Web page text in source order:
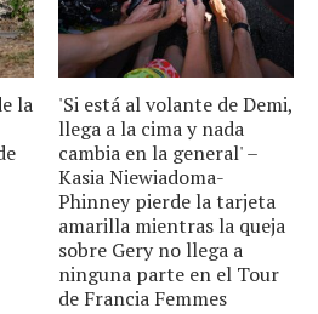
la
'Si está al volante de Demi,
llega a la cima y nada
cambia en la general' –
Kasia Niewiadoma-
Phinney pierde la tarjeta
amarilla mientras la queja
sobre Gery no llega a
ninguna parte en el Tour
de Francia Femmes